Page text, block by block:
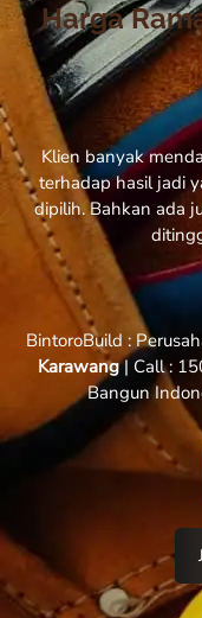
Harga
Klien banyak
terhadap hasil jadi
dipilih. Bahkan ada
BintoroBuild :
Karawang| Call :
Bangun